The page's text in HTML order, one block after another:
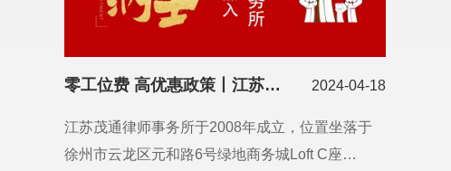
零工位费 高优惠政策丨江苏茂通律师事务所欢迎您加盟！ 2024-04-18
江苏茂通律师事务所于2008年成立，位置坐落于
徐州市云龙区元和路6号绿地商务城Loft C座…